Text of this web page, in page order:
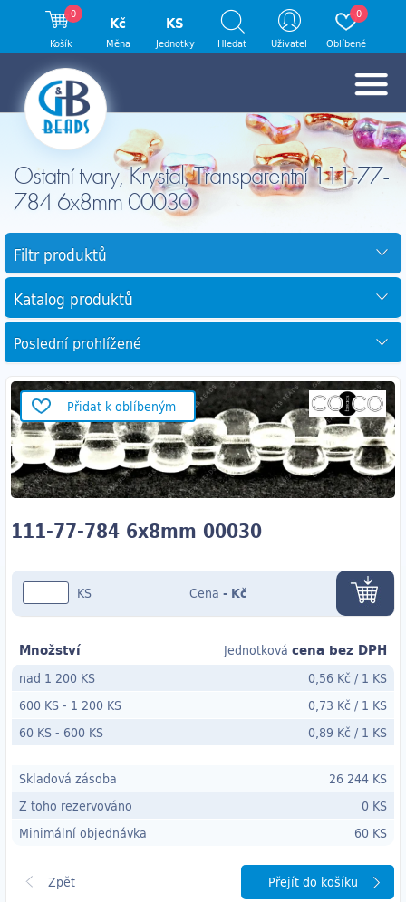
Ostatní tvary, Krystal, Transparentní 111-77-
784 6x8mm 00030
Filtr produktů
Katalog produktů
Poslední prohlížené
Přidat k oblíbeným
111-77-784 6x8mm 00030
KS Cena - Kč
Množství Jednotková cena bez DPH
nad 1 200 KS 0,56 Kč / 1 KS
600 KS- 1 200 KS 0,73 Kč / 1 KS
60 KS- 600 KS 0,89 Kč / 1 KS
Skladová zásoba
26 244 KS
Z toho rezervováno
0 KS
Minimální objednávka
60 KS
Přejít do košíku
0
Košík
Kč
Měna
KS
Jednotky Hledat Uživatel
0
Oblíbené